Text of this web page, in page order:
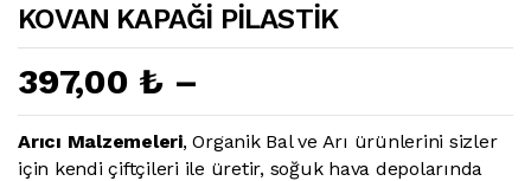
KOVAN KAPAĞİ PİLASTİK
397,00 ₺ –
Arıcı Malzemeleri, Organik Bal ve Arı ürünlerini sizler
için kendi çiftçileri ile üretir, soğuk hava depolarında